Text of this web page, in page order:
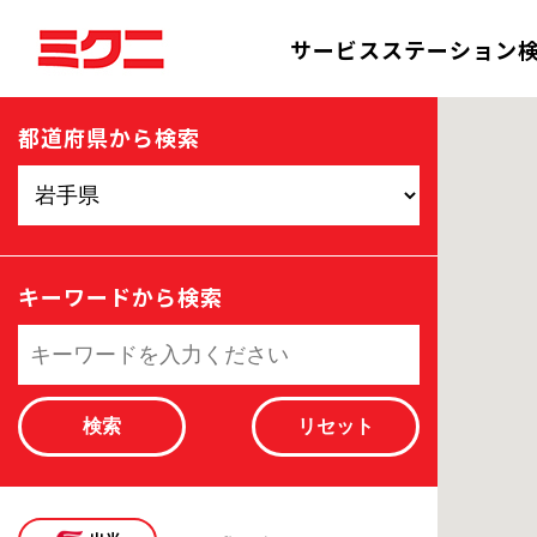
サービスステーション
都道府県から検索
キーワードから検索
検索